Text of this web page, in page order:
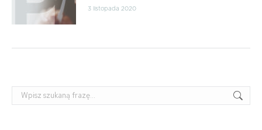
3 listopada 2020
Szukaj: